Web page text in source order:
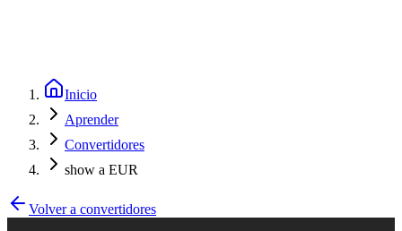
Inicio
Aprender
Convertidores
show a EUR
Volver a convertidores